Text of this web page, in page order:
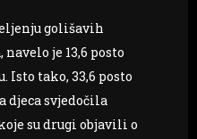
golišavih
je 13,6 posto
tako, 33,6 posto
djeca svjedočila
su drugi objavili o